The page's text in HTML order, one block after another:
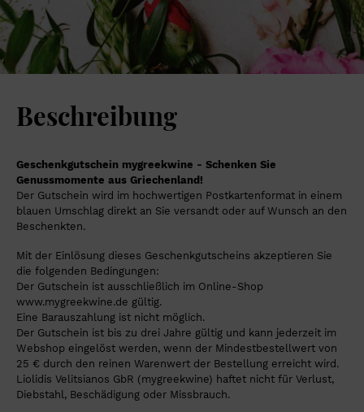
Beschreibung
Geschenkgutschein mygreekwine - Schenken Sie
Genussmomente aus Griechenland!
Der Gutschein wird im hochwertigen Postkartenformat in einem
blauen Umschlag direkt an Sie versandt oder auf Wunsch an den
Beschenkten.
Mit der Einlösung dieses Geschenkgutscheins akzeptieren Sie
die folgenden Bedingungen:
Der Gutschein ist ausschließlich im Online-Shop
www.mygreekwine.de gültig.
Eine Barauszahlung ist nicht möglich.
Der Gutschein ist bis zu drei Jahre gültig und kann jederzeit im
Webshop eingelöst werden, wenn der Mindestbestellwert von
25 € durch den reinen Warenwert der Bestellung erreicht wird.
Liolidis Velitsianos GbR (mygreekwine) haftet nicht für Verlust,
Diebstahl, Beschädigung oder Missbrauch.